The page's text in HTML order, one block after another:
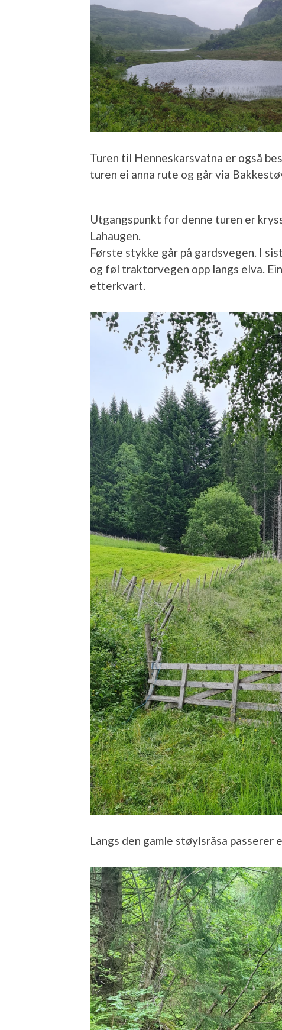
Turen til Henneskarsvatna er også
turen ei anna rute og går via
Utgangspunkt for denne turen er
Lahaugen.
Første stykke går på gardsvegen. I
og føl traktorvegen opp langs elva.
etterkvart.
Langs den gamle støylsråsa passerer